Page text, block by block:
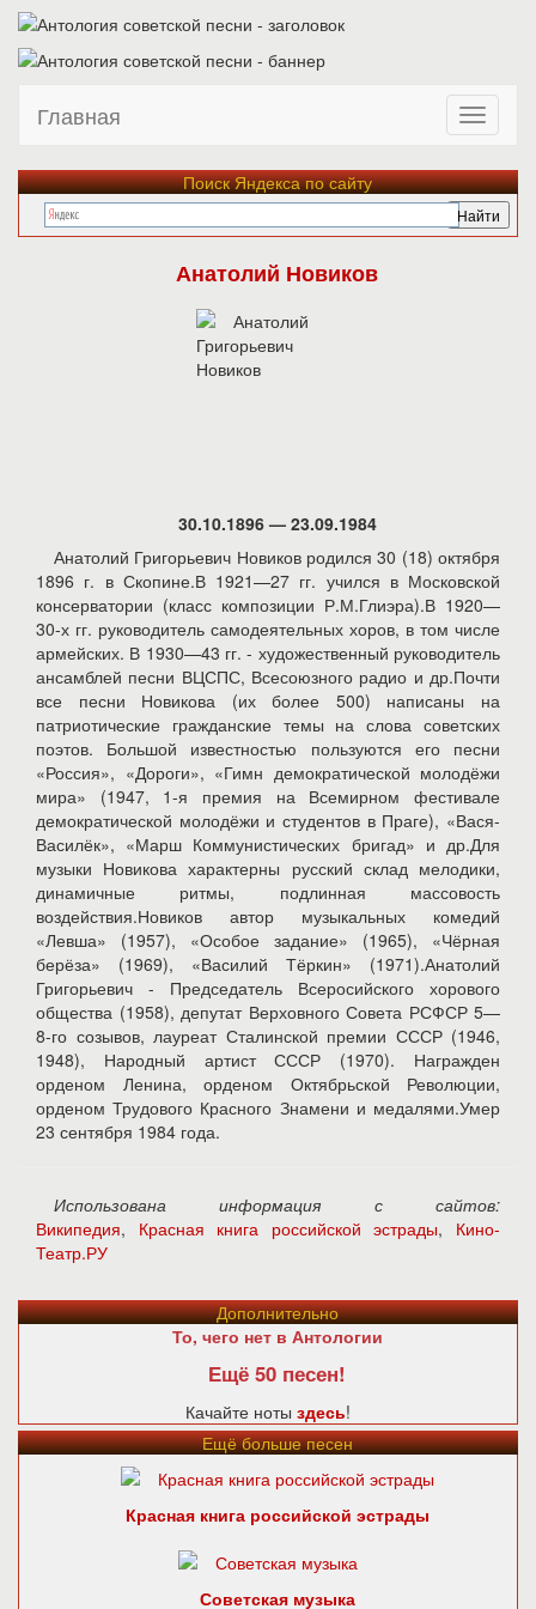
Главная
Поиск Яндекса по сайту
Анатолий Новиков
30.10.1896 — 23.09.1984
Анатолий Григорьевич Новиков родился 30 (18) октября
1896 г. в Скопине.В 1921—27 гг. учился в Московской
консерватории (класс композиции Р.М.Глиэра).В 1920—
30-х гг. руководитель самодеятельных хоров, в том числе
армейских. В 1930—43 гг. - художественный руководитель
ансамблей песни ВЦСПС, Всесоюзного радио и др.Почти
все песни Новикова (их более 500) написаны на
патриотические гражданские темы на слова советских
поэтов. Большой известностью пользуются его песни
«Россия», «Дороги», «Гимн демократической молодёжи
мира» (1947, 1-я премия на Всемирном фестивале
демократической молодёжи и студентов в Праге), «Вася-
Василёк», «Марш Коммунистических бригад» и др.Для
музыки Новикова характерны русский склад мелодики,
динамичные ритмы, подлинная массовость
воздействия.Новиков автор музыкальных комедий
«Левша» (1957), «Особое задание» (1965), «Чёрная
берёза» (1969), «Василий Тёркин» (1971).Анатолий
Григорьевич - Председатель Всеросийского хорового
общества (1958), депутат Верховного Совета РСФСР 5—
8-го созывов, лауреат Сталинской премии СССР (1946,
1948), Народный артист СССР (1970). Награжден
орденом Ленина, орденом Октябрьской Революции,
орденом Трудового Красного Знамени и медалями.Умер
23 сентября 1984 года.
Использована информация с сайтов:
Википедия, Красная книга российской эстрады, Кино-
Театр.РУ
Дополнительно
То, чего нет в Антологии
Ещё 50 песен!
Качайте ноты здесь!
Ещё больше песен
Красная книга российской эстрады
Советская музыка